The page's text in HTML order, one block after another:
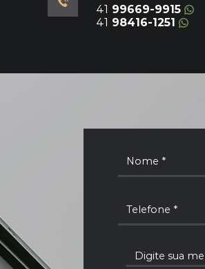
41 99669-9915
41 98416-1251